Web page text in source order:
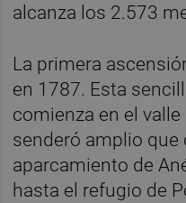
alcanza los 2.573
La primera
en 1787. Esta
comienza en el
senderó amplio que
aparcamiento de
hasta el refugio de